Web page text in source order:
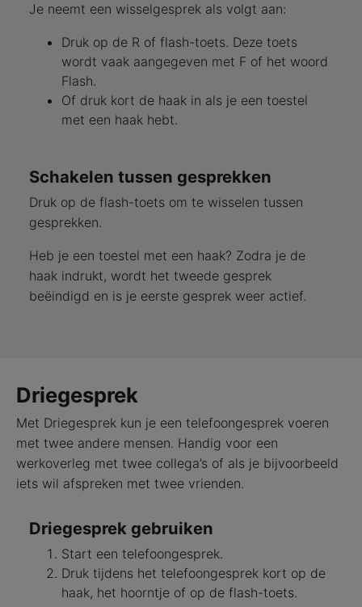
Je neemt een wisselgesprek als volgt aan:
Druk op de R of flash-toets. Deze toets
wordt vaak aangegeven met F of het woord
Flash.
Of druk kort de haak in als je een toestel
met een haak hebt.
Schakelen tussen gesprekken
Druk op de flash-toets om te wisselen tussen
gesprekken.
Heb je een toestel met een haak? Zodra je de
haak indrukt, wordt het tweede gesprek
beëindigd en is je eerste gesprek weer actief.
Driegesprek
Met Driegesprek kun je een telefoongesprek voeren
met twee andere mensen. Handig voor een
werkoverleg met twee collega’s of als je bijvoorbeeld
iets wil afspreken met twee vrienden.
Driegesprek gebruiken
Start een telefoongesprek.
Druk tijdens het telefoongesprek kort op de
haak, het hoorntje of op de flash-toets.